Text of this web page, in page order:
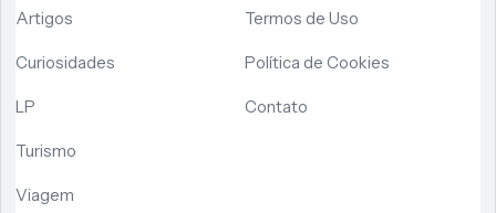
Artigos
Curiosidades
LP
Turismo
Viagem
Termos de Uso
Política de Cookies
Contato